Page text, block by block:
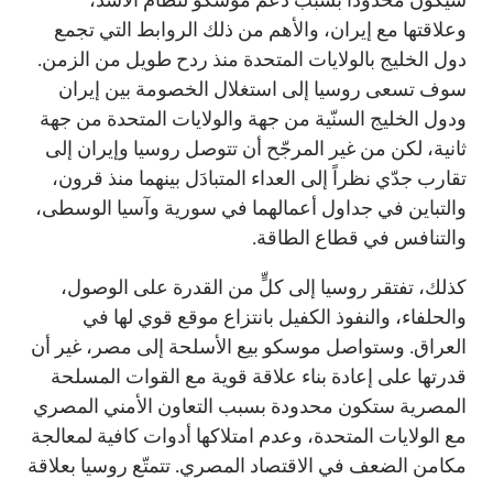
وعلاقتها مع إيران، والأهم من ذلك الروابط التي تجمع
دول الخليج بالولايات المتحدة منذ ردح طويل من الزمن.
سوف تسعى روسيا إلى استغلال الخصومة بين إيران
ودول الخليج السنّية من جهة والولايات المتحدة من جهة
ثانية، لكن من غير المرجّح أن تتوصل روسيا وإيران إلى
تقارب جدّي نظراً إلى العداء المتبادَل بينهما منذ قرون،
والتباين في جداول أعمالهما في سورية وآسيا الوسطى،
والتنافس في قطاع الطاقة.
كذلك، تفتقر روسيا إلى كلٍّ من القدرة على الوصول،
والحلفاء، والنفوذ الكفيل بانتزاع موقع قوي لها في
العراق. وستواصل موسكو بيع الأسلحة إلى مصر، غير أن
قدرتها على إعادة بناء علاقة قوية مع القوات المسلحة
المصرية ستكون محدودة بسبب التعاون الأمني المصري
مع الولايات المتحدة، وعدم امتلاكها أدوات كافية لمعالجة
مكامن الضعف في الاقتصاد المصري. تتمتّع روسيا بعلاقة